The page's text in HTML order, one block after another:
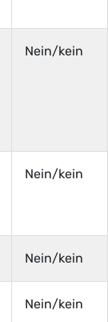
Nein/kein
Nein/kein
Nein/kein
Nein/kein